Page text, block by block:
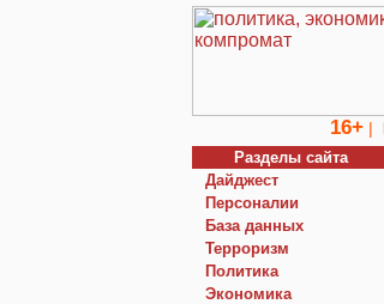
16+ |
Разделы сайта
Дайджест
Персоналии
База данных
Терроризм
Политика
Экономика